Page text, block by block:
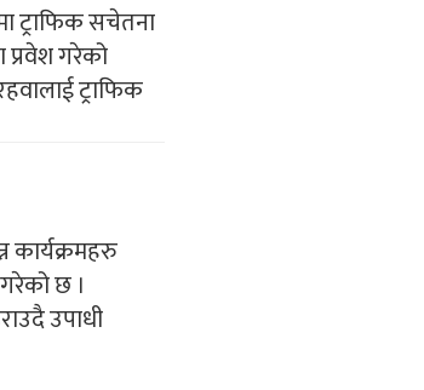
ट्राफिक सचेतना
प्रवेश गरेको
ट्राफिक
कार्यक्रमहरु
छ ।
उपाधी